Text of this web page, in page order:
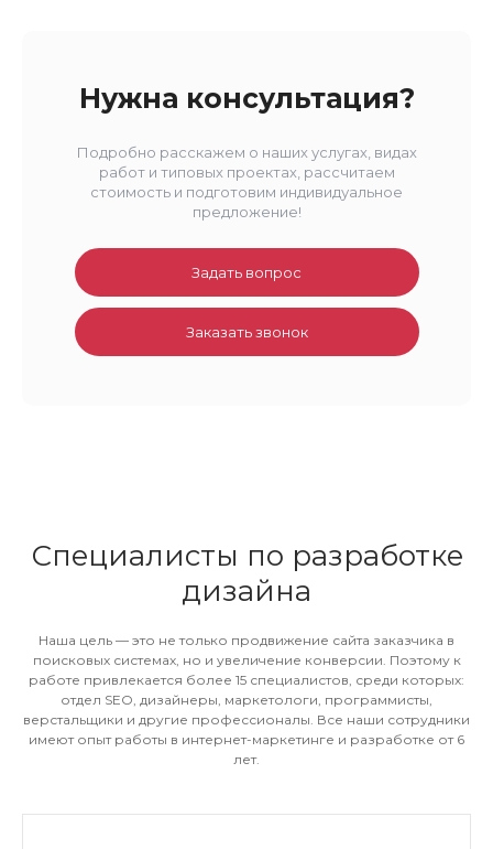
Нужна консультация?
Подробно расскажем о наших услугах, видах
работ и типовых проектах, рассчитаем
стоимость и подготовим индивидуальное
предложение!
Задать вопрос
Заказать звонок
Специалисты по разработке
дизайна
Наша цель — это не только продвижение сайта заказчика в
поисковых системах, но и увеличение конверсии. Поэтому к
работе привлекается более 15 специалистов, среди которых:
отдел SEO, дизайнеры, маркетологи, программисты,
верстальщики и другие профессионалы. Все наши сотрудники
имеют опыт работы в интернет-маркетинге и разработке от 6
лет.